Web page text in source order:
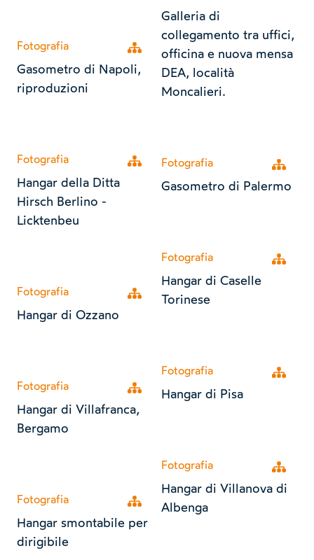
Open tree
Fotografia
Gasometro di Napoli,
riproduzioni
Open tree
Fotografia
Hangar della Ditta
Hirsch Berlino -
Licktenbeu
Open tree
Fotografia
Hangar di Ozzano
Open tree
Fotografia
Hangar di Villafranca,
Bergamo
Open tree
Fotografia
Hangar smontabile per
dirigibile
Galleria di
collegamento tra uffici,
officina e nuova mensa
DEA, località
Moncalieri.
Open
Fotografia
Gasometro di Palermo
Open
Fotografia
Hangar di Caselle
Torinese
Open
Fotografia
Hangar di Pisa
Open
Fotografia
Hangar di Villanova di
Albenga